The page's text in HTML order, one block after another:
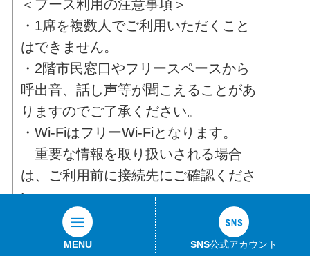
MENU SNS公式アカウント
＜ブース利用の注意事項＞
・1席を複数人でご利用いただくこと
はできません。
・2階市民窓口やフリースペースから
呼出音、話し声等が聞こえることがあ
りますのでご了承ください。
・Wi-FiはフリーWi-Fiとなります。
重要な情報を取り扱いされる場合
は、ご利用前に接続先にご確認くださ
い。
・オンライン会議でご利用される場合